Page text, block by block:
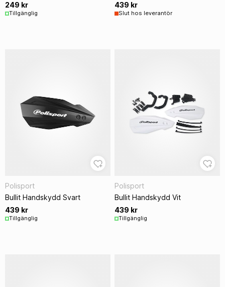
249 kr
Tillgänglig
439 kr
Slut hos leverantör
Polisport
Bullit Handskydd Svart
439 kr
Tillgänglig
Polisport
Bullit Handskydd Vit
439 kr
Tillgänglig